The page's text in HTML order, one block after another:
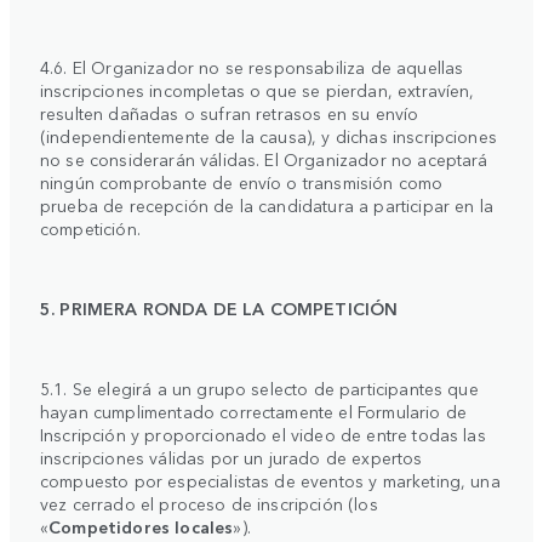
4.6. El Organizador no se responsabiliza de aquellas
inscripciones incompletas o que se pierdan, extravíen,
resulten dañadas o sufran retrasos en su envío
(independientemente de la causa), y dichas inscripciones
no se considerarán válidas. El Organizador no aceptará
ningún comprobante de envío o transmisión como
prueba de recepción de la candidatura a participar en la
competición.
5. PRIMERA RONDA DE LA COMPETICIÓN
5.1. Se elegirá a un grupo selecto de participantes que
hayan cumplimentado correctamente el Formulario de
Inscripción y proporcionado el video de entre todas las
inscripciones válidas por un jurado de expertos
compuesto por especialistas de eventos y marketing, una
vez cerrado el proceso de inscripción (los
«Competidores locales»).